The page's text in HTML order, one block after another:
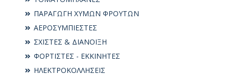
ΠΑΡΑΓΩΓΗ ΧΥΜΩΝ ΦΡΟΥΤΩΝ
ΑΕΡΟΣΥΜΠΙΕΣΤΕΣ
ΣΧΙΣΤΕΣ & ΔΙΑΝΟΙΞΗ
ΦΟΡΤΙΣΤΕΣ - ΕΚΚΙΝΗΤΕΣ
ΗΛΕΚΤΡΟΚΟΛΛΗΣΕΙΣ